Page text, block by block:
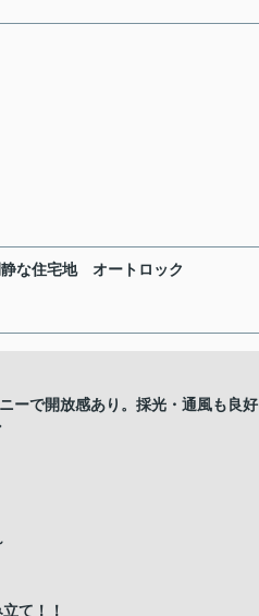
静な住宅地 オートロック
ーで開放感あり。採光・通風も良好
て！！